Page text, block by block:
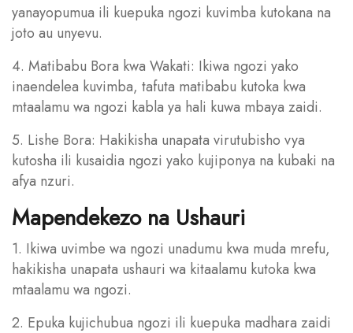
yanayopumua ili kuepuka ngozi kuvimba kutokana na
joto au unyevu.
4. Matibabu Bora kwa Wakati: Ikiwa ngozi yako
inaendelea kuvimba, tafuta matibabu kutoka kwa
mtaalamu wa ngozi kabla ya hali kuwa mbaya zaidi.
5. Lishe Bora: Hakikisha unapata virutubisho vya
kutosha ili kusaidia ngozi yako kujiponya na kubaki na
afya nzuri.
Mapendekezo na Ushauri
1. Ikiwa uvimbe wa ngozi unadumu kwa muda mrefu,
hakikisha unapata ushauri wa kitaalamu kutoka kwa
mtaalamu wa ngozi.
2. Epuka kujichubua ngozi ili kuepuka madhara zaidi